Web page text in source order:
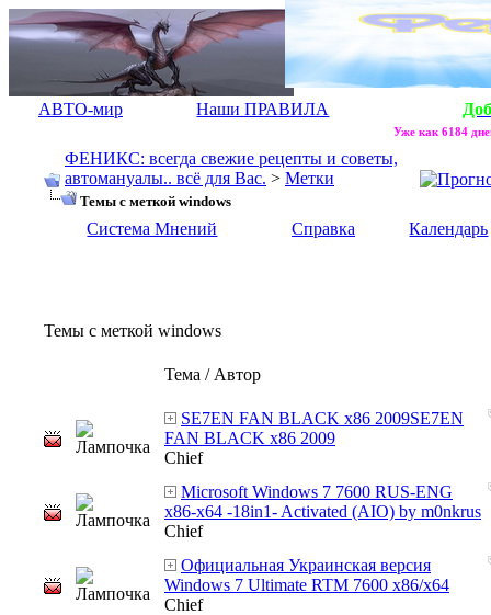
АВТО-мир Наши ПРАВИЛА
Уже как 6184
ФЕНИКС: всегда свежие рецепты и советы,
автомануалы.. всё для Вас. > Метки
Темы с меткой windows
Система Мнений Справка Календарь
Темы с меткой windows
Тема / Автор
SE7EN FAN BLACK x86 2009SE7EN
FAN BLACK x86 2009
Chief
Microsoft Windows 7 7600 RUS-ENG
x86-x64 -18in1- Activated (AIO) by m0nkrus
Chief
Официальная Украинская версия
Windows 7 Ultimate RTM 7600 x86/x64
Chief